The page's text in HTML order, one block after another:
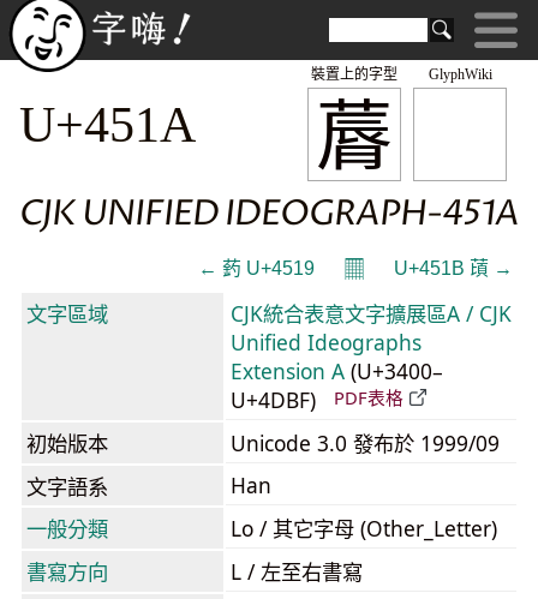
GlyphWiki
䔚
裝置上的字型
U+451A
CJK UNIFIED IDEOGRAPH-451A
← 䔙 U+4519 𝄜 U+451B 䔛 →
文字區域
CJK統合表意文字擴展區A / CJK
Unified Ideographs
Extension A (U+3400–
U+4DBF)
PDF表格
初始版本
Unicode 3.0 發布於 1999/09
文字語系
Han
一般分類
Lo / 其它字母 (Other_Letter)
書寫方向
L / 左至右書寫